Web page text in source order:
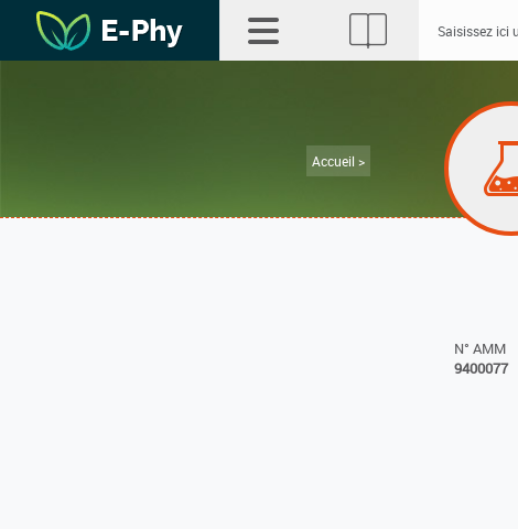
Accueil >
N° AMM
9400077